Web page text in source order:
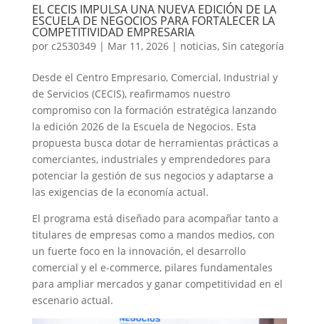
EL CECIS IMPULSA UNA NUEVA EDICIÓN DE LA
ESCUELA DE NEGOCIOS PARA FORTALECER LA
COMPETITIVIDAD EMPRESARIA
por c2530349| Mar 11, 2026| noticias, Sin categoría
Desde el Centro Empresario, Comercial, Industrial y
de Servicios (CECIS), reafirmamos nuestro
compromiso con la formación estratégica lanzando
la edición 2026 de la Escuela de Negocios. Esta
propuesta busca dotar de herramientas prácticas a
comerciantes, industriales y emprendedores para
potenciar la gestión de sus negocios y adaptarse a
las exigencias de la economía actual.
El programa está diseñado para acompañar tanto a
titulares de empresas como a mandos medios, con
un fuerte foco en la innovación, el desarrollo
comercial y el e-commerce, pilares fundamentales
para ampliar mercados y ganar competitividad en el
escenario actual.